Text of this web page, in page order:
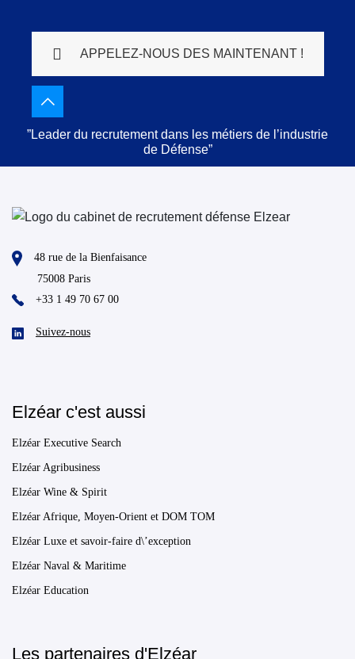
APPELEZ-NOUS DES MAINTENANT !
”Leader du recrutement dans les métiers de l’industrie
de Défense”
48 rue de la Bienfaisance
75008 Paris
+33 1 49 70 67 00
Suivez-nous
Elzéar c'est aussi
Elzéar Executive Search
Elzéar Agribusiness
Elzéar Wine & Spirit
Elzéar Afrique, Moyen-Orient et DOM TOM
Elzéar Luxe et savoir-faire d\’exception
Elzéar Naval & Maritime
Elzéar Education
Les partenaires d'Elzéar